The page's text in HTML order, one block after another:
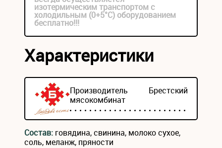
изотермическим транспортом с
холодильным (0+5°С) оборудованием
бесплатно!!!
Характеристики
Производитель Брестский
мясокомбинат
Состав: говядина, свинина, молоко сухое,
соль, меланж, пряности